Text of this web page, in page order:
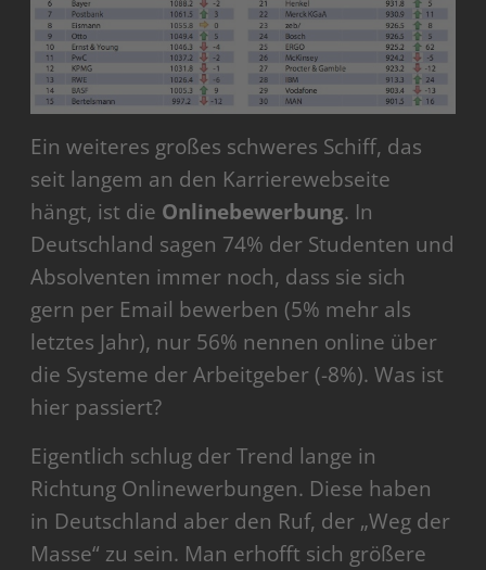
Ein weiteres großes schweres Schiff, das
seit langem an den Karrierewebseite
hängt, ist die Onlinebewerbung. In
Deutschland sagen 74% der Studenten und
Absolventen immer noch, dass sie sich
gern per Email bewerben (5% mehr als
letztes Jahr), nur 56% nennen online über
die Systeme der Arbeitgeber (-8%). Was ist
hier passiert?
Eigentlich schlug der Trend lange in
Richtung Onlinewerbungen. Diese haben
in Deutschland aber den Ruf, der „Weg der
Masse“ zu sein. Man erhofft sich größere